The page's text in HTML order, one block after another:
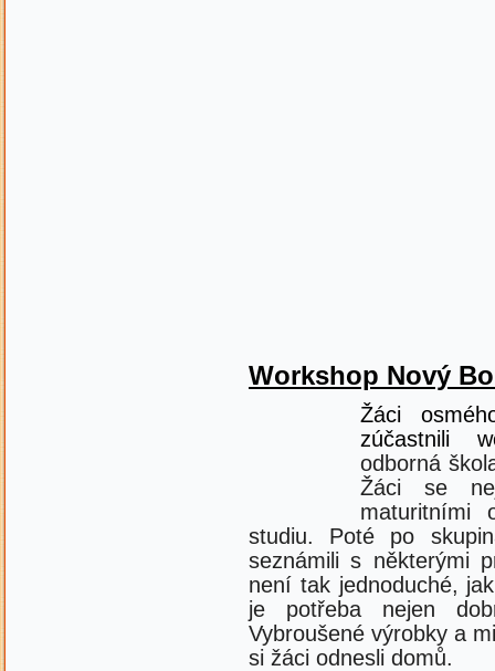
Workshop Nový
Žáci
zúčastnili
odborná
Žáci se
maturitními
studiu. Poté po
seznámili s některými
není tak jednoduché,
je potřeba nejen
Vybroušené výrobky a
si žáci odnesli domů.